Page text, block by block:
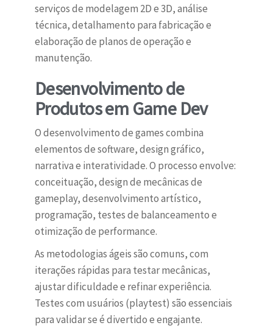
serviços de modelagem 2D e 3D, análise
técnica, detalhamento para fabricação e
elaboração de planos de operação e
manutenção.
Desenvolvimento de
Produtos em Game Dev
O desenvolvimento de games combina
elementos de software, design gráfico,
narrativa e interatividade. O processo envolve:
conceituação, design de mecânicas de
gameplay, desenvolvimento artístico,
programação, testes de balanceamento e
otimização de performance.
As metodologias ágeis são comuns, com
iterações rápidas para testar mecânicas,
ajustar dificuldade e refinar experiência.
Testes com usuários (playtest) são essenciais
para validar se é divertido e engajante.